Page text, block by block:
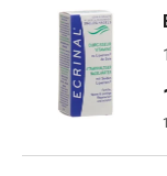
Soins
des
plaies
et